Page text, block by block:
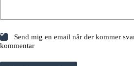
Send mig en email når der kommer
kommentar